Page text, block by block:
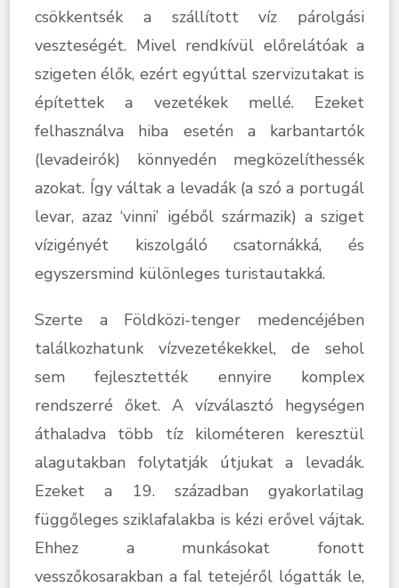
csökkentsék a szállított víz párolgási
veszteségét. Mivel rendkívül előrelátóak a
szigeten élők, ezért egyúttal szervizutakat is
építettek a vezetékek mellé. Ezeket
felhasználva hiba esetén a karbantartók
(levadeirók) könnyedén megközelíthessék
azokat. Így váltak a levadák (a szó a portugál
levar, azaz ‘vinni’ igéből származik) a sziget
vízigényét kiszolgáló csatornákká, és
egyszersmind különleges turistautakká.
Szerte a Földközi-tenger medencéjében
találkozhatunk vízvezetékekkel, de sehol
sem fejlesztették ennyire komplex
rendszerré őket. A vízválasztó hegységen
áthaladva több tíz kilométeren keresztül
alagutakban folytatják útjukat a levadák.
Ezeket a 19. században gyakorlatilag
függőleges sziklafalakba is kézi erővel vájtak.
Ehhez a munkásokat fonott
vesszőkosarakban a fal tetejéről lógatták le,